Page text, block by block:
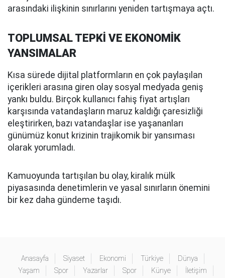
arasındaki ilişkinin sınırlarını yeniden tartışmaya açtı.
TOPLUMSAL TEPKİ VE EKONOMİK
YANSIMALAR
Kısa sürede dijital platformların en çok paylaşılan
içerikleri arasına giren olay sosyal medyada geniş
yankı buldu. Birçok kullanıcı fahiş fiyat artışları
karşısında vatandaşların maruz kaldığı çaresizliği
eleştirirken, bazı vatandaşlar ise yaşananları
günümüz konut krizinin trajikomik bir yansıması
olarak yorumladı.
Kamuoyunda tartışılan bu olay, kiralık mülk
piyasasında denetimlerin ve yasal sınırların önemini
bir kez daha gündeme taşıdı.
Anasayfa Siyaset Ekonomi Türkiye
Dünya
Yaşam
Spor Yazarlar Spor Künye İletişim